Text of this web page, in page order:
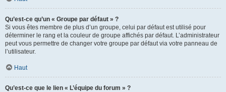
Qu’est-ce qu’un « Groupe par défaut » ?
Si vous êtes membre de plus d’un groupe, celui par défaut est utilisé pour
déterminer le rang et la couleur de groupe affichés par défaut. L’administrateur
peut vous permettre de changer votre groupe par défaut via votre panneau de
l’utilisateur.
Haut
Qu’est-ce que le lien « L’équipe du forum » ?